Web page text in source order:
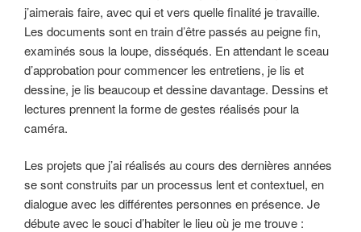
j’aimerais faire, avec qui et vers quelle finalité je travaille.
Les documents sont en train d’être passés au peigne fin,
examinés sous la loupe, disséqués. En attendant le sceau
d’approbation pour commencer les entretiens, je lis et
dessine, je lis beaucoup et dessine davantage. Dessins et
lectures prennent la forme de gestes réalisés pour la
caméra.
Les projets que j’ai réalisés au cours des dernières années
se sont construits par un processus lent et contextuel, en
dialogue avec les différentes personnes en présence. Je
débute avec le souci d’habiter le lieu où je me trouve :